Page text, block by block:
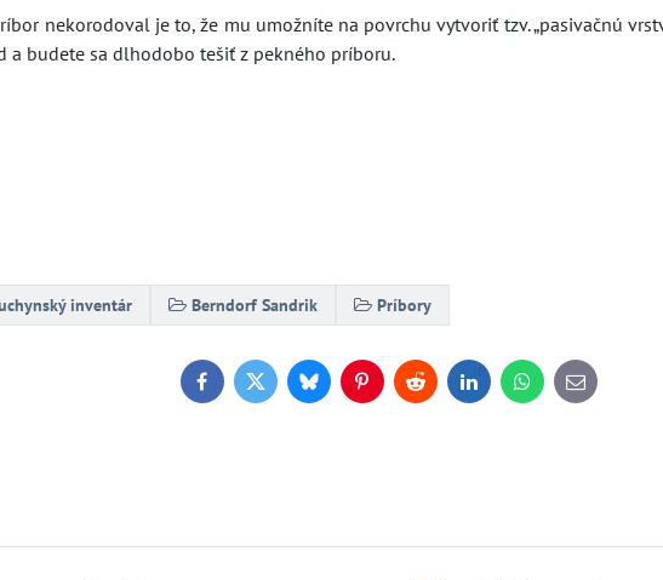
nekorodoval je to, že mu umožníte na povrchu vytvoriť tzv. „pasivačnú
a budete sa dlhodobo tešiť z pekného príboru.
inventár Berndorf Sandrik Príbory
FacebookTwitterBlueskyPinterestRedditLinkedInWhatsApp
E-
mail